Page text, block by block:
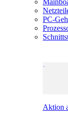
PC-
Aktion